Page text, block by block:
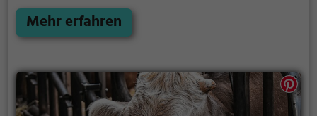
Ausflug mit der Familie. Die kuscheligen Tiere
strahlen eine unheimliche Ruhe aus und werden
Mehr erfahren